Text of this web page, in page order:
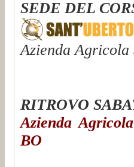
SEDE DEL
Azienda Agricola
RITROVO
Azienda
BO